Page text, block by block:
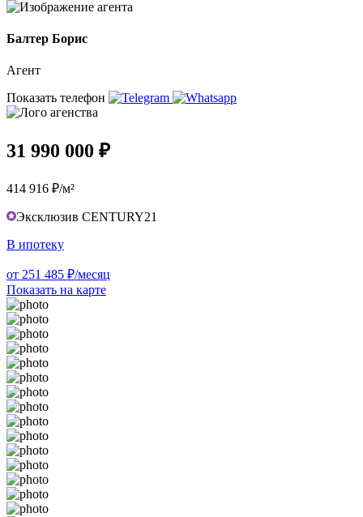
Балтер Борис
Агент
Показать телефон
31 990 000 ₽
414 916 ₽/м²
Эксклюзив CENTURY21
В ипотеку
от 251 485 ₽/месяц
Показать на карте